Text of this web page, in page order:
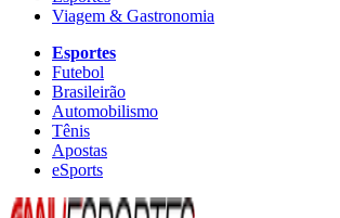
Viagem & Gastronomia
Esportes
Futebol
Brasileirão
Automobilismo
Tênis
Apostas
eSports